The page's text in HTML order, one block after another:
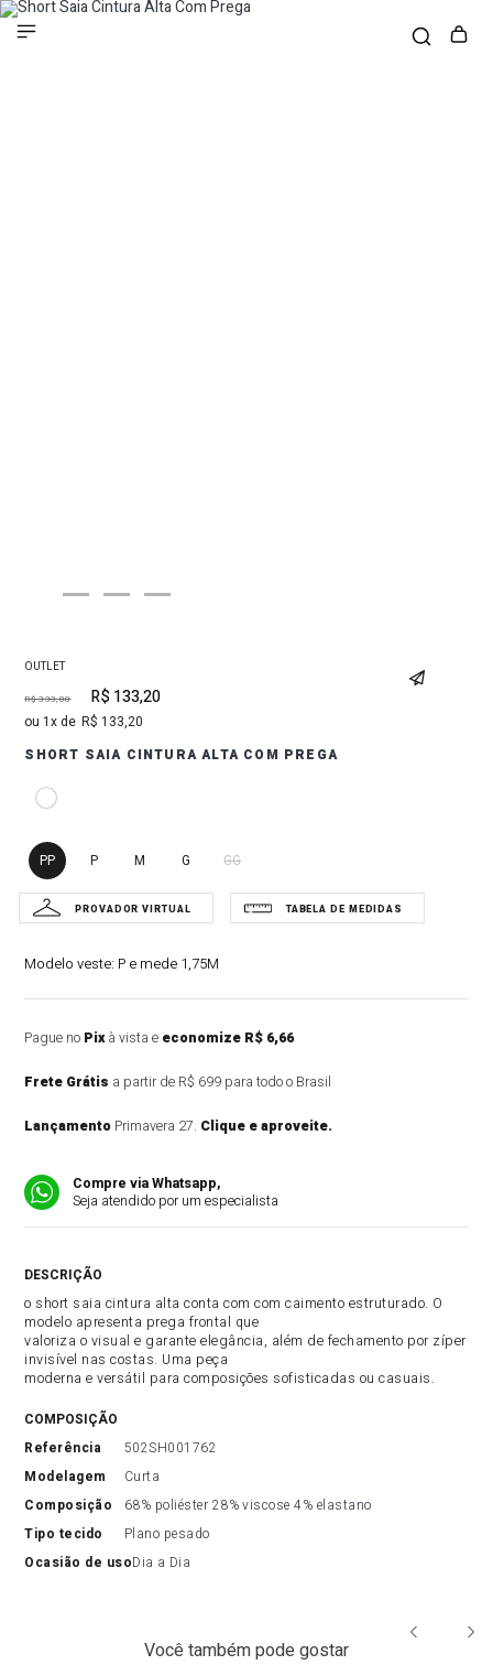
OUTLET
R$ 333,00 R$ 133,20
1 R$ 133,20
SHORT SAIA CINTURA ALTA COM PREGA
PP P M G GG
Modelo veste: P e mede 1,75M
Pague no Pixà vista e economize R$ 6,66
Frete Grátis a partir de R$ 699 para todo o Brasil
Lançamento Primavera 27. Clique e aproveite.
Compre via Whatsapp,
Seja atendido por um especialista
o short saia cintura alta conta com com caimento estruturado. O
modelo apresenta prega frontal que
valoriza o visual e garante elegância, além de fechamento por zíper
invisível nas costas. Uma peça
moderna e versátil para composições sofisticadas ou casuais.
COMPOSIÇÃO
referência
502SH001762
modelagem
Curta
composição
68% poliéster 28% viscose 4% elastano
tipo tecido
Plano pesado
ocasião de usoDia a Dia
Você também pode gostar